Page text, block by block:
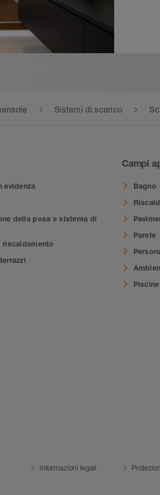
Sistemi di scarico
evidenza
della posa e sistema di
Campi
Bagno
Parete
Piscine
Informazioni legali